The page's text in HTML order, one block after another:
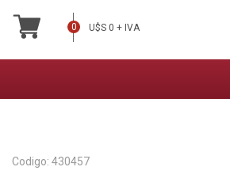
Codigo: 430457